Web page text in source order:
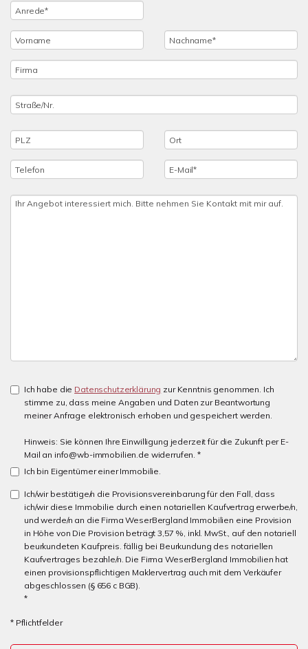
Ich habe die Datenschutzerklärung zur Kenntnis genommen. Ich
stimme zu, dass meine Angaben und Daten zur Beantwortung
meiner Anfrage elektronisch erhoben und gespeichert werden.
Hinweis: Sie können Ihre Einwilligung jederzeit für die Zukunft per E-
Mail an info@wb-immobilien.de widerrufen. *
Ich bin Eigentümer einer Immobilie.
Ich/wir bestätige/n die Provisionsvereinbarung für den Fall, dass
ich/wir diese Immobilie durch einen notariellen Kaufvertrag erwerbe/n,
und werde/n an die Firma WeserBergland Immobilien eine Provision
in Höhe von Die Provision beträgt 3,57 %, inkl. MwSt., auf den notariell
beurkundeten Kaufpreis. fällig bei Beurkundung des notariellen
Kaufvertrages bezahle/n. Die Firma WeserBergland Immobilien hat
einen provisionspflichtigen Maklervertrag auch mit dem Verkäufer
abgeschlossen (§ 656 c BGB).
*
* Pflichtfelder